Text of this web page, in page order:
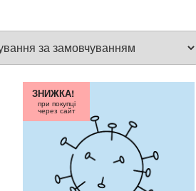
ЗНИЖКА!
при покупці
через сайт